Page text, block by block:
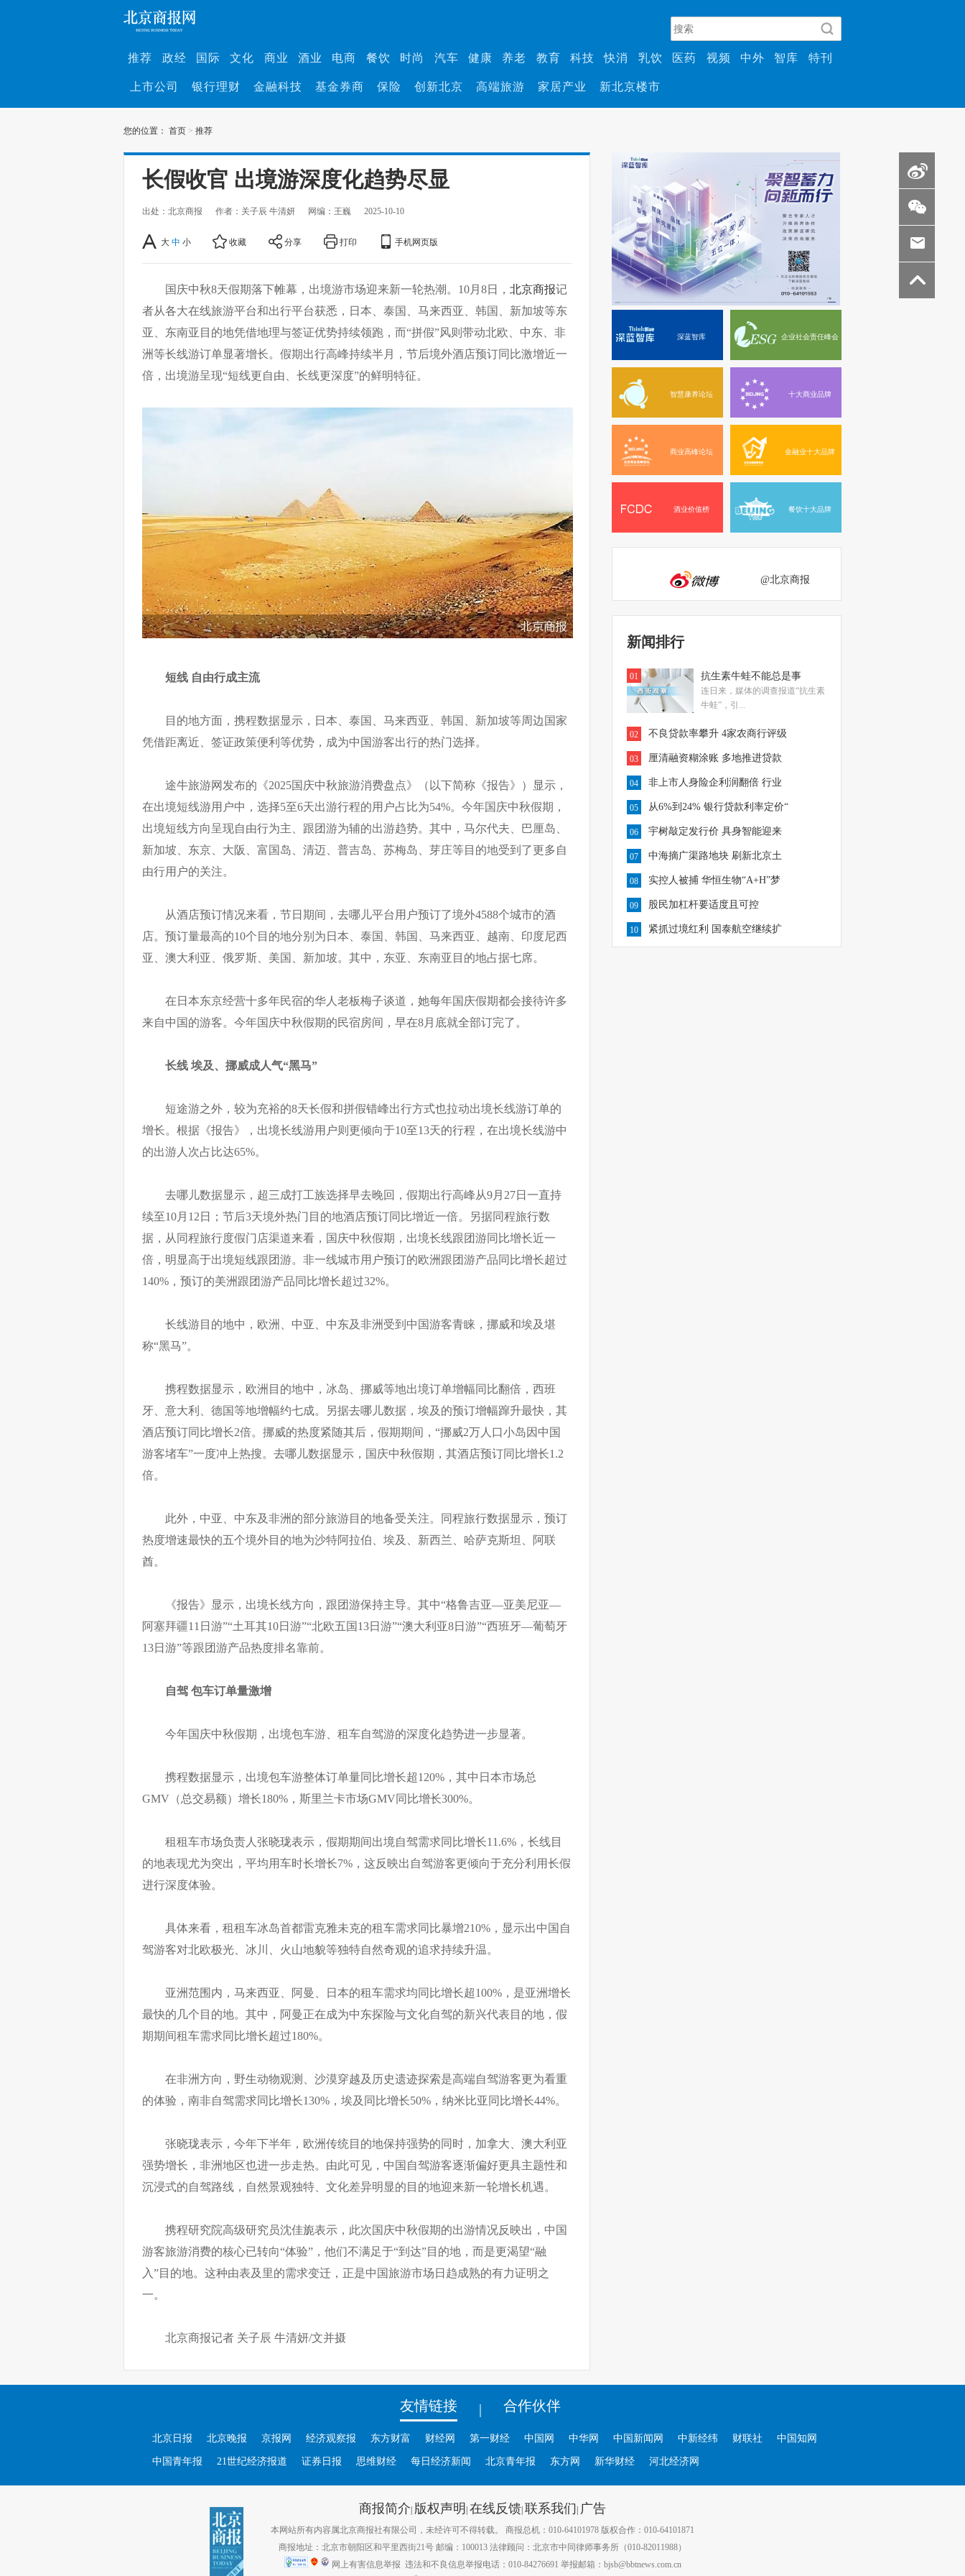
推荐 政经 国际 文化 商业 酒业 电商 餐饮 时尚 汽车 健康 养老 教育 科技 快消 乳饮 医药 视频 中外 智库 特刊
上市公司 银行理财 金融科技 基金券商 保险 创新北京 高端旅游 家居产业 新北京楼市
您的位置： 首页 > 推荐
长假收官 出境游深度化趋势尽显
出处：北京商报 作者：关子辰 牛清妍 网编：王巍 2025-10-10
大 中 小 收藏 分享 打印 手机网页版
国庆中秋8天假期落下帷幕，出境游市场迎来新一轮热潮。10月8日， 北京商报记
者从各大在线旅游平台和出行平台获悉，日本、泰国、马来西亚、韩国、新加坡等东
亚、东南亚目的地凭借地理与签证优势持续领跑，而“拼假”风则带动北欧、中东、非
洲等长线游订单显著增长。假期出行高峰持续半月，节后境外酒店预订同比激增近一
倍，出境游呈现“短线更自由、长线更深度”的鲜明特征。
短线 自由行成主流
目的地方面，携程数据显示，日本、泰国、马来西亚、韩国、新加坡等周边国家
凭借距离近、签证政策便利等优势，成为中国游客出行的热门选择。
途牛旅游网发布的《2025国庆中秋旅游消费盘点》（以下简称《报告》）显示，
在出境短线游用户中，选择5至6天出游行程的用户占比为54%。今年国庆中秋假期，
出境短线方向呈现自由行为主、跟团游为辅的出游趋势。其中，马尔代夫、巴厘岛、
新加坡、东京、大阪、富国岛、清迈、普吉岛、苏梅岛、芽庄等目的地受到了更多自
由行用户的关注。
从酒店预订情况来看，节日期间，去哪儿平台用户预订了境外4588个城市的酒
店。预订量最高的10个目的地分别为日本、泰国、韩国、马来西亚、越南、印度尼西
亚、澳大利亚、俄罗斯、美国、新加坡。其中，东亚、东南亚目的地占据七席。
在日本东京经营十多年民宿的华人老板梅子谈道，她每年国庆假期都会接待许多
来自中国的游客。今年国庆中秋假期的民宿房间，早在8月底就全部订完了。
长线 埃及、挪威成人气“黑马”
短途游之外，较为充裕的8天长假和拼假错峰出行方式也拉动出境长线游订单的
增长。根据《报告》，出境长线游用户则更倾向于10至13天的行程，在出境长线游中
的出游人次占比达65%。
去哪儿数据显示，超三成打工族选择早去晚回，假期出行高峰从9月27日一直持
续至10月12日；节后3天境外热门目的地酒店预订同比增近一倍。另据同程旅行数
据，从同程旅行度假门店渠道来看，国庆中秋假期，出境长线跟团游同比增长近一
倍，明显高于出境短线跟团游。非一线城市用户预订的欧洲跟团游产品同比增长超过
140%，预订的美洲跟团游产品同比增长超过32%。
长线游目的地中，欧洲、中亚、中东及非洲受到中国游客青睐，挪威和埃及堪
称“黑马”。
携程数据显示，欧洲目的地中，冰岛、挪威等地出境订单增幅同比翻倍，西班
牙、意大利、德国等地增幅约七成。另据去哪儿数据，埃及的预订增幅蹿升最快，其
酒店预订同比增长2倍。挪威的热度紧随其后，假期期间，“挪威2万人口小岛因中国
游客堵车”一度冲上热搜。去哪儿数据显示，国庆中秋假期，其酒店预订同比增长1.2
倍。
此外，中亚、中东及非洲的部分旅游目的地备受关注。同程旅行数据显示，预订
热度增速最快的五个境外目的地为沙特阿拉伯、埃及、新西兰、哈萨克斯坦、阿联
酋。
《报告》显示，出境长线方向，跟团游保持主导。其中“格鲁吉亚—亚美尼亚—
阿塞拜疆11日游”“土耳其10日游”“北欧五国13日游”“澳大利亚8日游”“西班牙—葡萄牙
13日游”等跟团游产品热度排名靠前。
自驾 包车订单量激增
今年国庆中秋假期，出境包车游、租车自驾游的深度化趋势进一步显著。
携程数据显示，出境包车游整体订单量同比增长超120%，其中日本市场总
GMV（总交易额）增长180%，斯里兰卡市场GMV同比增长300%。
租租车市场负责人张晓珑表示，假期期间出境自驾需求同比增长11.6%，长线目
的地表现尤为突出，平均用车时长增长7%，这反映出自驾游客更倾向于充分利用长假
进行深度体验。
具体来看，租租车冰岛首都雷克雅未克的租车需求同比暴增210%，显示出中国自
驾游客对北欧极光、冰川、火山地貌等独特自然奇观的追求持续升温。
亚洲范围内，马来西亚、阿曼、日本的租车需求均同比增长超100%，是亚洲增长
最快的几个目的地。其中，阿曼正在成为中东探险与文化自驾的新兴代表目的地，假
期期间租车需求同比增长超过180%。
在非洲方向，野生动物观测、沙漠穿越及历史遗迹探索是高端自驾游客更为看重
的体验，南非自驾需求同比增长130%，埃及同比增长50%，纳米比亚同比增长44%。
张晓珑表示，今年下半年，欧洲传统目的地保持强势的同时，加拿大、澳大利亚
强势增长，非洲地区也进一步走热。由此可见，中国自驾游客逐渐偏好更具主题性和
沉浸式的自驾路线，自然景观独特、文化差异明显的目的地迎来新一轮增长机遇。
携程研究院高级研究员沈佳旎表示，此次国庆中秋假期的出游情况反映出，中国
游客旅游消费的核心已转向“体验”，他们不满足于“到达”目的地，而是更渴望“融
入”目的地。这种由表及里的需求变迁，正是中国旅游市场日趋成熟的有力证明之
一。
北京商报记者 关子辰 牛清妍/文并摄
深蓝智库 企业社会责任峰会
智慧康养论坛 十大商业品牌
商业高峰论坛 金融业十大品牌
酒业价值榜 餐饮十大品牌
@北京商报
新闻排行
01 抗生素牛蛙不能总是事
连日来，媒体的调查报道“抗生素
牛蛙”，引...
02 不良贷款率攀升 4家农商行评级
03 厘清融资糊涂账 多地推进贷款
04 非上市人身险企利润翻倍 行业
05 从6%到24% 银行贷款利率定价“
06 宇树敲定发行价 具身智能迎来
07 中海摘广渠路地块 刷新北京土
08 实控人被捕 华恒生物“A+H”梦
09 股民加杠杆要适度且可控
10 紧抓过境红利 国泰航空继续扩
友情链接 | 合作伙伴
北京日报 北京晚报 京报网 经济观察报 东方财富 财经网 第一财经 中国网 中华网 中国新闻网 中新经纬 财联社 中国知网
中国青年报 21世纪经济报道 证券日报 思维财经 每日经济新闻 北京青年报 东方网 新华财经 河北经济网
商报简介| 版权声明 | 在线反馈| 联系我们| 广告
本网站所有内容属北京商报社有限公司，未经许可不得转载。 商报总机：010-64101978 版权合作：010-64101871
商报地址：北京市朝阳区和平里西街21号 邮编：100013 法律顾问：北京市中同律师事务所（010-82011988）
网上有害信息举报 违法和不良信息举报电话：010-84276691 举报邮箱：bjsb@bbtnews.com.cn